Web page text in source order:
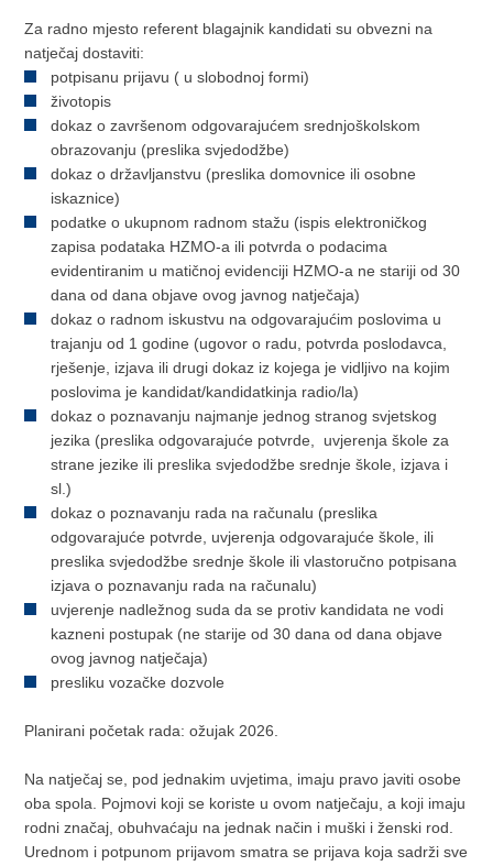
Za radno mjesto referent blagajnik kandidati su obvezni na
natječaj dostaviti:
potpisanu prijavu ( u slobodnoj formi)
životopis
dokaz o završenom odgovarajućem srednjoškolskom
obrazovanju (preslika svjedodžbe)
dokaz o državljanstvu (preslika domovnice ili osobne
iskaznice)
podatke o ukupnom radnom stažu (ispis elektroničkog
zapisa podataka HZMO-a ili potvrda o podacima
evidentiranim u matičnoj evidenciji HZMO-a ne stariji od 30
dana od dana objave ovog javnog natječaja)
dokaz o radnom iskustvu na odgovarajućim poslovima u
trajanju od 1 godine (ugovor o radu, potvrda poslodavca,
rješenje, izjava ili drugi dokaz iz kojega je vidljivo na kojim
poslovima je kandidat/kandidatkinja radio/la)
dokaz o poznavanju najmanje jednog stranog svjetskog
jezika (preslika odgovarajuće potvrde, uvjerenja škole za
strane jezike ili preslika svjedodžbe srednje škole, izjava i
sl.)
dokaz o poznavanju rada na računalu (preslika
odgovarajuće potvrde, uvjerenja odgovarajuće škole, ili
preslika svjedodžbe srednje škole ili vlastoručno potpisana
izjava o poznavanju rada na računalu)
uvjerenje nadležnog suda da se protiv kandidata ne vodi
kazneni postupak (ne starije od 30 dana od dana objave
ovog javnog natječaja)
presliku vozačke dozvole
Planirani početak rada: ožujak 2026.
Na natječaj se, pod jednakim uvjetima, imaju pravo javiti osobe
oba spola. Pojmovi koji se koriste u ovom natječaju, a koji imaju
rodni značaj, obuhvaćaju na jednak način i muški i ženski rod.
Urednom i potpunom prijavom smatra se prijava koja sadrži sve